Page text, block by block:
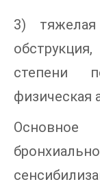
3)
степени
физическая